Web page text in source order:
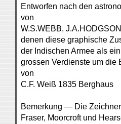
Entworfen nach den
von
W.S.WEBB,
denen diese graphische
der Indischen Armee als
grossen Verdienste um die
von
C.F. Weiß 1835 Berghaus
Bemerkung — Die
Fraser, Moorcroft und